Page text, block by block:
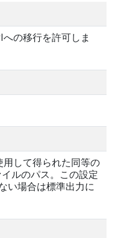
の移行を許可しま
して得られた同等の
ルのパス。この設定
い場合は標準出力に